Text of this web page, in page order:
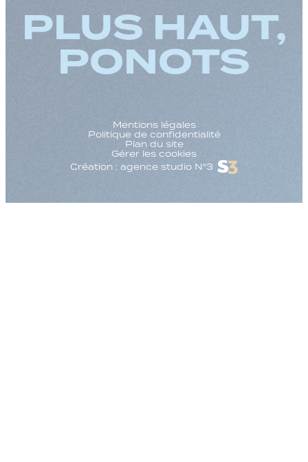
PLUS HAUT,
PONOTS
Mentions légales
Politique de confidentialité
Plan du site
Gérer les cookies
Création : agence studio N°3